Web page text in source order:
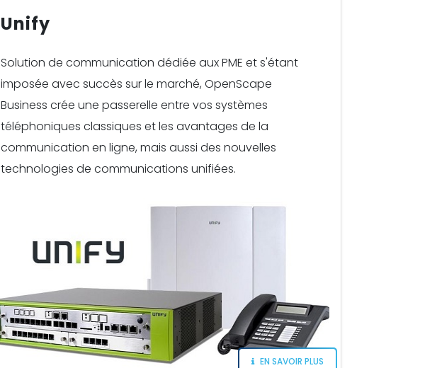
Unify
Solution de communication dédiée aux PME et s'étant
imposée avec succès sur le marché, OpenScape
Business crée une passerelle entre vos systèmes
téléphoniques classiques et les avantages de la
communication en ligne, mais aussi des nouvelles
technologies de communications unifiées.
EN SAVOIR PLUS